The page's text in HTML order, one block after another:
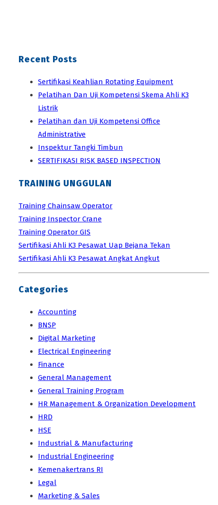
Recent Posts
Sertifikasi Keahlian Rotating Equipment
Pelatihan Dan Uji Kompetensi Skema Ahli K3
Listrik
Pelatihan dan Uji Kompetensi Office
Administrative
Inspektur Tangki Timbun
SERTIFIKASI RISK BASED INSPECTION
TRAINING UNGGULAN
Training Chainsaw Operator
Training Inspector Crane
Training Operator GIS
Sertifikasi Ahli K3 Pesawat Uap Bejana Tekan
Sertifikasi Ahli K3 Pesawat Angkat Angkut
Categories
Accounting
BNSP
Digital Marketing
Electrical Engineering
Finance
General Management
General Training Program
HR Management & Organization Development
HRD
HSE
Industrial & Manufacturing
Industrial Engineering
Kemenakertrans RI
Legal
Marketing & Sales